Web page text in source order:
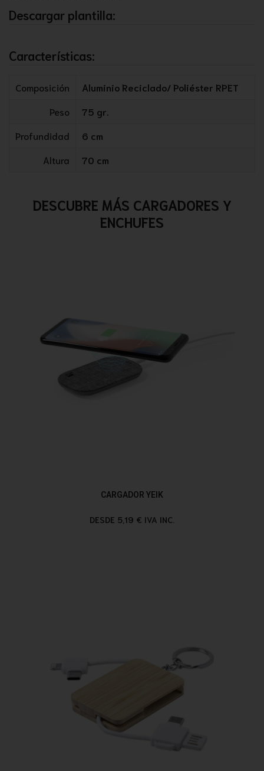
Descargar plantilla:
Características:
Composición
Aluminio Reciclado/ Poliéster RPET
Peso
75 gr.
Profundidad
6 cm
Altura
70 cm
DESCUBRE MÁS CARGADORES Y
ENCHUFES
CARGADOR YEIK
DESDE 5,19 € IVA INC.